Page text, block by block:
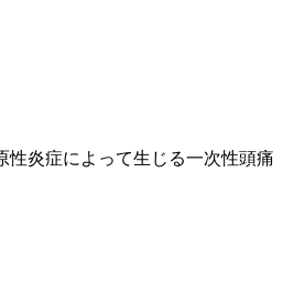
炎症によって生じる一次性頭痛